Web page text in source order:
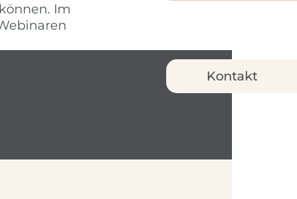
Im
Kontakt